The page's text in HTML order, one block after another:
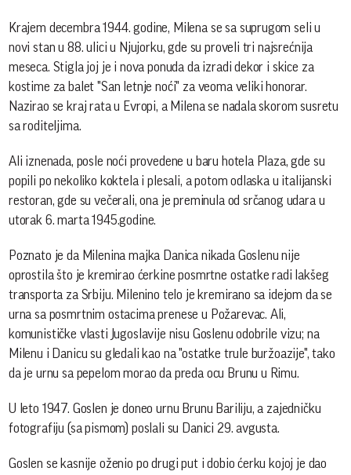
Krajem decembra 1944. godine, Milena se sa suprugom seli u
novi stan u 88. ulici u Njujorku, gde su proveli tri najsrećnija
meseca. Stigla joj je i nova ponuda da izradi dekor i skice za
kostime za balet "San letnje noći" za veoma veliki honorar.
Nazirao se kraj rata u Evropi, a Milena se nadala skorom susretu
sa roditeljima.
Ali iznenada, posle noći provedene u baru hotela Plaza, gde su
popili po nekoliko koktela i plesali, a potom odlaska u italijanski
restoran, gde su večerali, ona je preminula od srčanog udara u
utorak 6. marta 1945.godine.
Poznato je da Milenina majka Danica nikada Goslenu nije
oprostila što je kremirao ćerkine posmrtne ostatke radi lakšeg
transporta za Srbiju. Milenino telo je kremirano sa idejom da se
urna sa posmrtnim ostacima prenese u Požarevac. Ali,
komunističke vlasti Jugoslavije nisu Goslenu odobrile vizu; na
Milenu i Danicu su gledali kao na "ostatke trule buržoazije", tako
da je urnu sa pepelom morao da preda ocu Brunu u Rimu.
U leto 1947. Goslen je doneo urnu Brunu Bariliju, a zajedničku
fotografiju (sa pismom) poslali su Danici 29. avgusta.
Goslen se kasnije oženio po drugi put i dobio ćerku kojoj je dao